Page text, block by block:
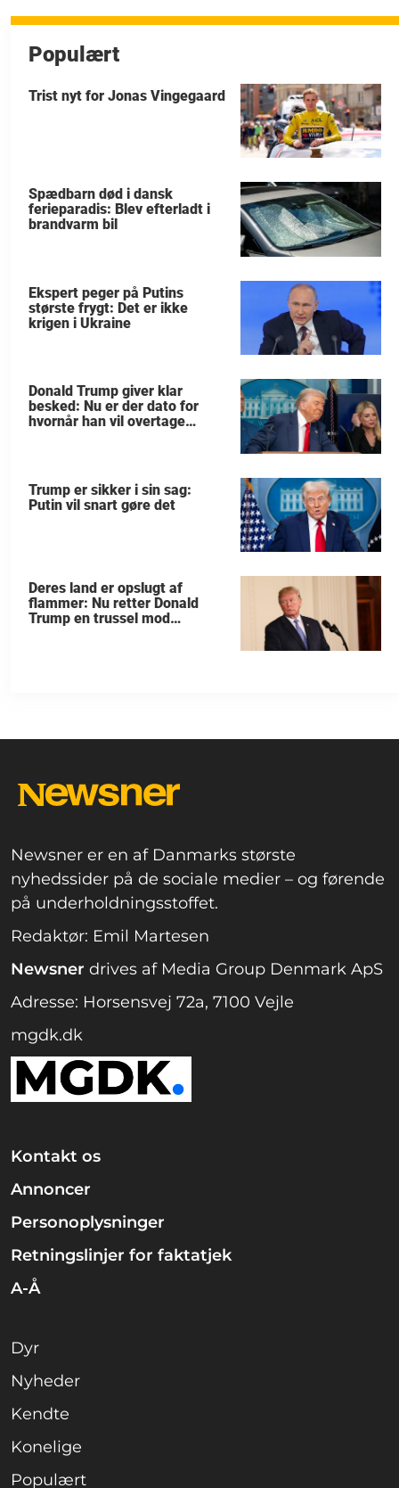
Populært
Trist nyt for Jonas Vingegaard
Spædbarn død i dansk
ferieparadis: Blev efterladt i
brandvarm bil
Ekspert peger på Putins
største frygt: Det er ikke
krigen i Ukraine
Donald Trump giver klar
besked: Nu er der dato for
hvornår han vil overtage
Trump er sikker i sin sag:
Putin vil snart gøre det
Deres land er opslugt af
flammer: Nu retter Donald
Trump en trussel mod
Newsner er en af Danmarks største
nyhedssider på de sociale medier – og førende
på underholdningsstoffet.
Redaktør: Emil Martesen
Newsner drives af Media Group Denmark ApS
Adresse: Horsensvej 72a, 7100 Vejle
mgdk.dk
Kontakt os
Annoncer
Personoplysninger
Retningslinjer for faktatjek
A-Å
Dyr
Nyheder
Kendte
Konelige
Populært